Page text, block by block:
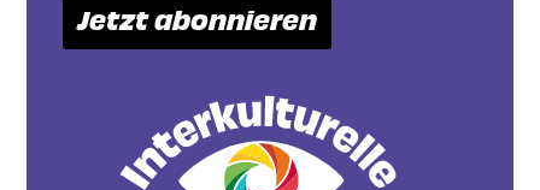
Jetzt abonnieren